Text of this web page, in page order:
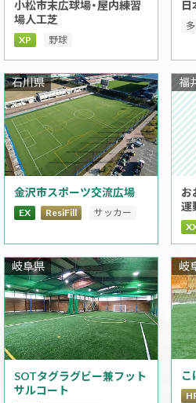
小松市末広球場・屋内練習
場人工芝
XP 野球
日
金沢市スポーツ交流広場
石川県
EX ResiFill サッカー
お
運
福
SOTタグラグビー兼フット
サルコート
岐阜県
こ
岐